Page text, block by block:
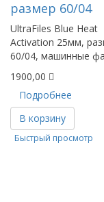
размер 60/04
UltraFiles Blue Heat
Activation 25мм,
60/04, машинные
1900,00
Подробнее
В корзину
Быстрый просмотр